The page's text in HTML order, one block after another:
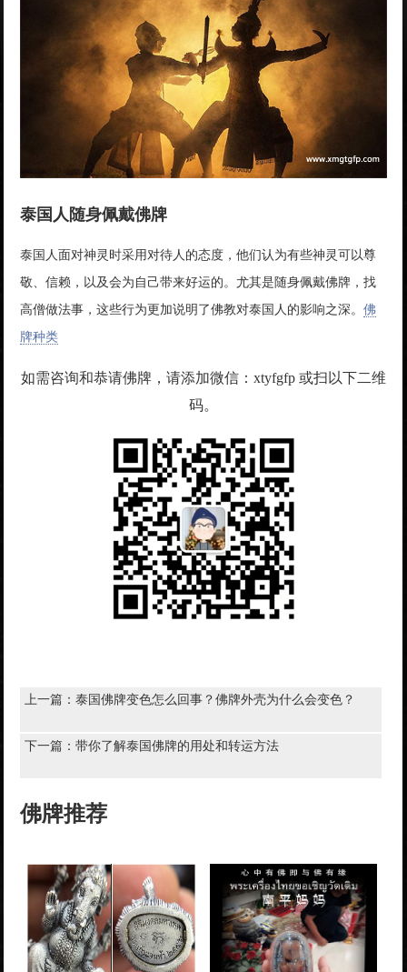
泰国人随身佩戴佛牌
泰国人面对神灵时采用对待人的态度，他们认为有些神灵可以尊
敬、信赖，以及会为自己带来好运的。尤其是随身佩戴佛牌，找
高僧做法事，这些行为更加说明了佛教对泰国人的影响之深。佛
牌种类
如需咨询和恭请佛牌，请添加微信：xtyfgfp 或扫以下二维
码。
上一篇：泰国佛牌变色怎么回事？佛牌外壳为什么会变色？
下一篇：带你了解泰国佛牌的用处和转运方法
佛牌推荐